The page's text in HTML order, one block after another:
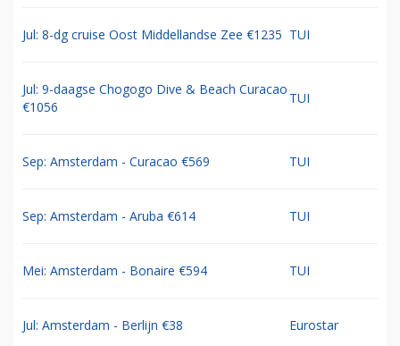
Jul: 8-dg cruise Oost Middellandse Zee €1235 TUI
Jul: 9-daagse Chogogo Dive & Beach Curacao
€1056
TUI
Sep: Amsterdam - Curacao €569 TUI
Sep: Amsterdam - Aruba €614 TUI
Mei: Amsterdam - Bonaire €594 TUI
Jul: Amsterdam - Berlijn €38 Eurostar